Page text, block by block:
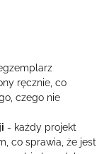
ręcznie, co
czego nie
- każdy projekt
co sprawia, że jest